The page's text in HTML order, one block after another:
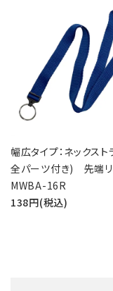
プライバシーポリシー
特定商取引法につい
お問い合わせ
幅広タイプ：ネックスト
全パーツ付き) 先端
MWBA-16R
138円(税込)